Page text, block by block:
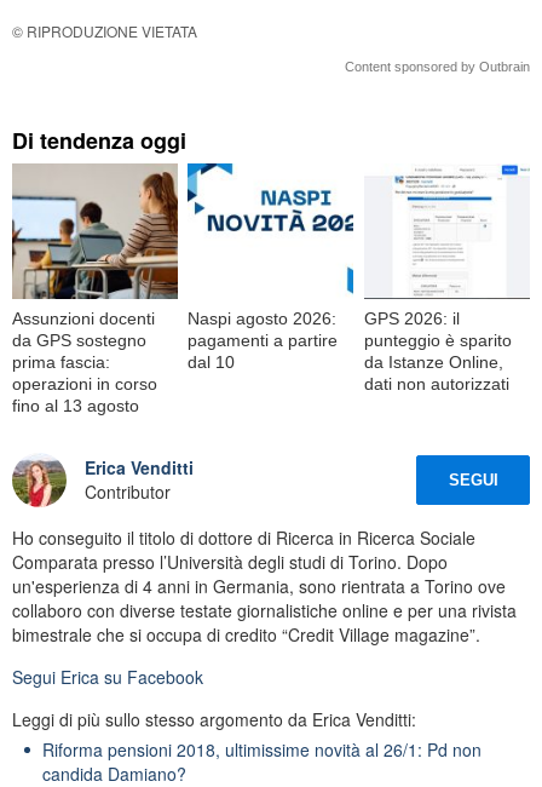
© RIPRODUZIONE VIETATA
Content sponsored by Outbrain
Di tendenza oggi
Assunzioni docenti
da GPS sostegno
prima fascia:
operazioni in corso
fino al 13 agosto
Naspi agosto 2026:
pagamenti a partire
dal 10
GPS 2026: il
punteggio è sparito
da Istanze Online,
dati non autorizzati
Erica Venditti
Contributor
SEGUI
Ho conseguito il titolo di dottore di Ricerca in Ricerca Sociale
Comparata presso l’Università degli studi di Torino. Dopo
un'esperienza di 4 anni in Germania, sono rientrata a Torino ove
collaboro con diverse testate giornalistiche online e per una rivista
bimestrale che si occupa di credito “Credit Village magazine”.
Segui Erica su Facebook
Leggi di più sullo stesso argomento da Erica Venditti:
Riforma pensioni 2018, ultimissime novità al 26/1: Pd non
candida Damiano?